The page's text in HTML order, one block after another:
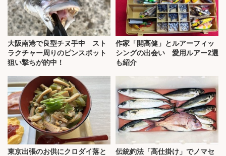
大阪南港で良型チヌ手中 スト
ラクチャー周りのピンスポット
狙い撃ちが的中！
作家「開高健」とルアーフィッ
シングの出会い 愛用ルアー2選
も紹介
東京出張のお供にクロダイ落と
伝統釣法「高仕掛け」でノマセ